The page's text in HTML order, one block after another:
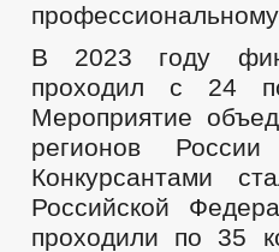
В 2023 году
проходил с 24
Мероприятие
регионов
Конкурсантами
Российской
проходили по 35